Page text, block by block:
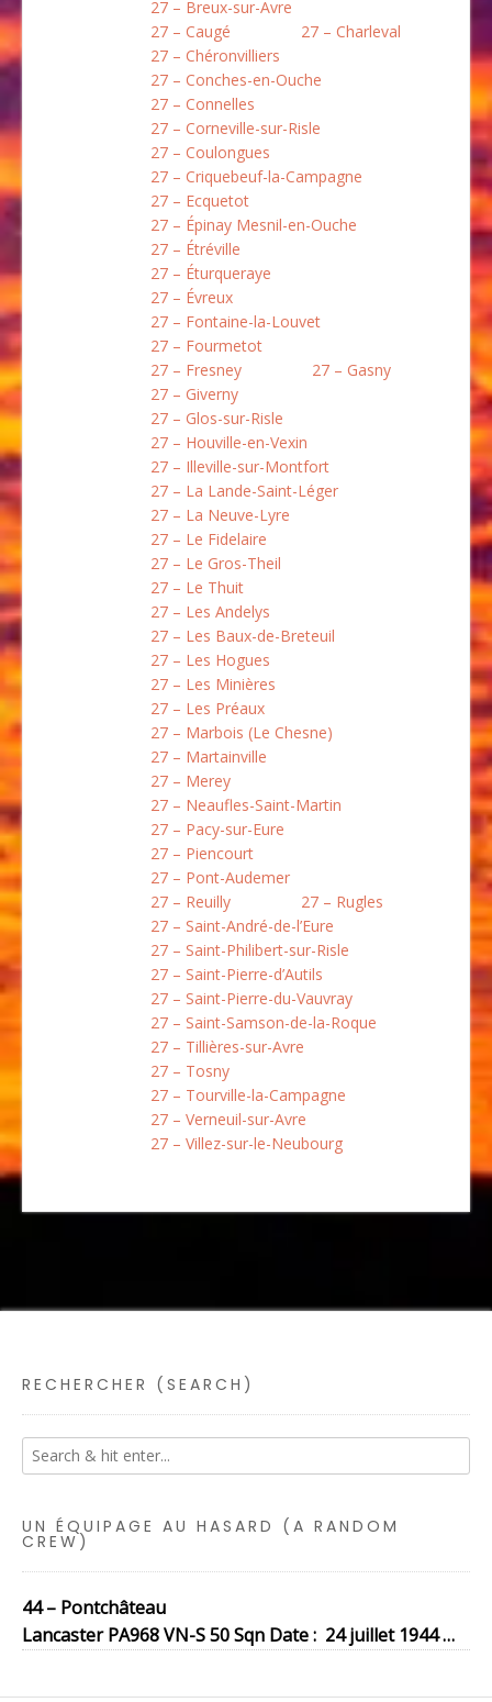
27 – Breux-sur-Avre
27 – Caugé
27 – Charleval
27 – Chéronvilliers
27 – Conches-en-Ouche
27 – Connelles
27 – Corneville-sur-Risle
27 – Coulongues
27 – Criquebeuf-la-Campagne
27 – Ecquetot
27 – Épinay Mesnil-en-Ouche
27 – Étréville
27 – Éturqueraye
27 – Évreux
27 – Fontaine-la-Louvet
27 – Fourmetot
27 – Fresney
27 – Gasny
27 – Giverny
27 – Glos-sur-Risle
27 – Houville-en-Vexin
27 – Illeville-sur-Montfort
27 – La Lande-Saint-Léger
27 – La Neuve-Lyre
27 – Le Fidelaire
27 – Le Gros-Theil
27 – Le Thuit
27 – Les Andelys
27 – Les Baux-de-Breteuil
27 – Les Hogues
27 – Les Minières
27 – Les Préaux
27 – Marbois (Le Chesne)
27 – Martainville
27 – Merey
27 – Neaufles-Saint-Martin
27 – Pacy-sur-Eure
27 – Piencourt
27 – Pont-Audemer
27 – Reuilly
27 – Rugles
27 – Saint-André-de-l’Eure
27 – Saint-Philibert-sur-Risle
27 – Saint-Pierre-d’Autils
27 – Saint-Pierre-du-Vauvray
27 – Saint-Samson-de-la-Roque
27 – Tillières-sur-Avre
27 – Tosny
27 – Tourville-la-Campagne
27 – Verneuil-sur-Avre
27 – Villez-sur-le-Neubourg
RECHERCHER (SEARCH)
UN ÉQUIPAGE AU HASARD (A RANDOM
CREW)
44 – Pontchâteau
Lancaster PA968 VN-S 50 Sqn Date : 24 juillet 1944 …